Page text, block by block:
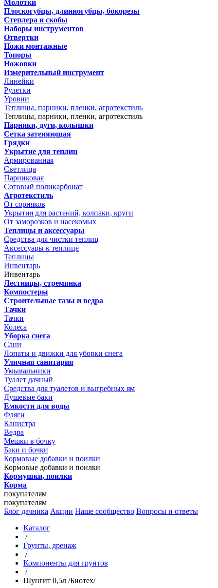
Молотки
Плоскогубцы, длинногубцы, бокорезы
Степлера и скобы
Наборы инструментов
Отвертки
Ножи монтажные
Топоры
Ножовки
Измерительный инструмент
Линейки
Рулетки
Уровни
Теплицы, парники, пленки, агротекстиль
Теплицы, парники, пленки, агротекстиль
Парники, дуги, колышки
Сетка затеняющая
Грядки
Укрытие для теплиц
Армированная
Светлица
Парниковая
Сотовый поликарбонат
Агротекстиль
От сорняков
Укрытия для растений, колпаки, круги
От заморозков и насекомых
Теплицы и аксессуары
Средства для чистки теплиц
Аксессуары к теплице
Теплицы
Инвентарь
Инвентарь
Лестницы, стремянка
Компостеры
Строительные тазы и ведра
Тачки
Тачки
Колеса
Уборка снега
Сани
Лопаты и движки для уборки снега
Уличная санитария
Умывальники
Туалет дачный
Средства для туалетов и выгребных ям
Душевые баки
Емкости для воды
Фляги
Канистра
Ведра
Мешки в бочку
Баки и бочки
Кормовые добавки и поилки
Кормовые добавки и поилки
Кормушки, поилки
Корма
покупателям
покупателям
Блог дачника Акции Наше сообщество Вопросы и ответы
Каталог
/
Грунты, дренаж
/
Компоненты для грунтов
/
Шунгит 0,5л /Биотех/